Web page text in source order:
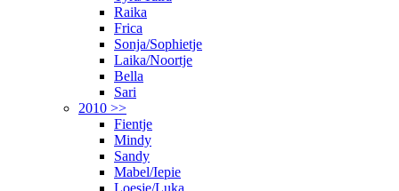
Raika
Frica
Sonja/Sophietje
Laika/Noortje
Bella
Sari
2010 >>
Fientje
Mindy
Sandy
Mabel/Iepie
Loesje/Luka